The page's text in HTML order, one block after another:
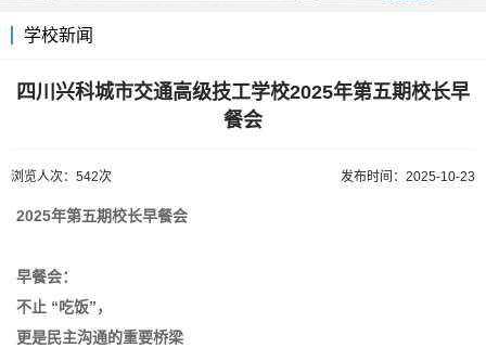
学校新闻
四川兴科城市交通高级技工学校2025年第五期校长早
餐会
浏览人次：542次 发布时间：2025-10-23
2025年第五期校长早餐会
早餐会：
不止 “吃饭”，
更是民主沟通的重要桥梁